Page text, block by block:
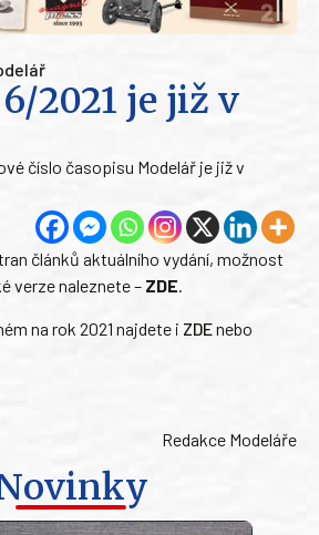
2021 je již v
číslo časopisu Modelář je již v
článků aktuálního vydání, možnost
verze naleznete – ZDE.
na rok 2021 najdete i ZDEnebo
Redakce Modeláře